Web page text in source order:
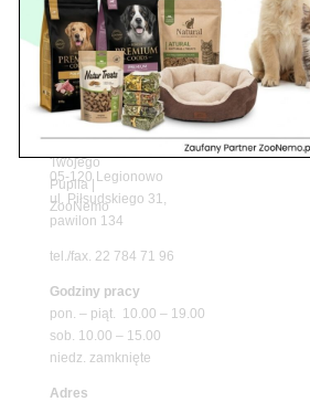
Z Życia Sklepu
Petito Pet Shop –
Online! Wszystko Dla
Znajdź nas
Adres
05-120 Legionowo
ul. Piłsudskiego 31,
pawilon 134
tel./fax. 22 784 71 96
Godziny pracy
pon. – piąt. 10.00 – 19.00
sob. 10.00 – 15.00
niedz. zamknięte
Adres